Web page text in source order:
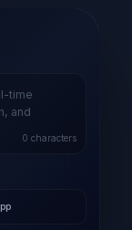
0 characters